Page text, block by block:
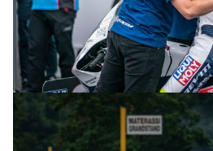
© R.Lekl & S.Wobser